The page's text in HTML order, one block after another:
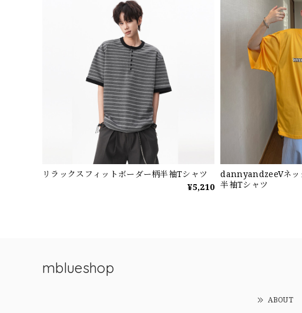
リラックスフィットボーダー柄半袖Tシャツ
¥5,210
dannyandzeeVネッ
半袖Tシャツ
mblueshop
ABOUT